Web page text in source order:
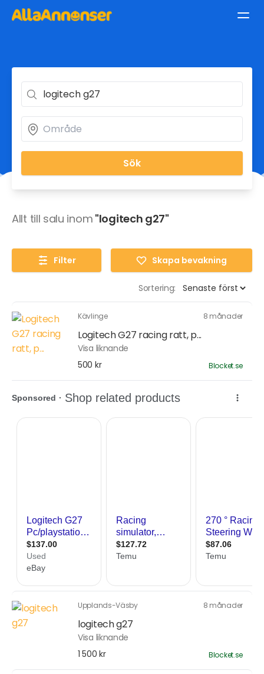
Sök
Allt till salu inom "logitech g27"
Filter Skapa bevakning
Sortering:
Kävlinge 8 månader
Logitech G27 racing ratt, p...
Visa liknande
500 kr
Blocket.se
Upplands-Väsby 8 månader
logitech g27
Visa liknande
1 500 kr
Blocket.se